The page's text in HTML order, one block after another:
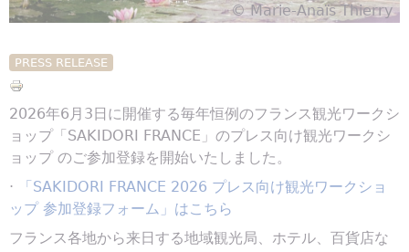
© Marie-Anaïs Thierry
PRESS RELEASE
2026年6月3日に開催する毎年恒例のフランス観光ワークシ
ョップ「SAKIDORI FRANCE」のプレス向け観光ワークシ
ョップ のご参加登録を開始いたしました。
·
「SAKIDORI FRANCE 2026 プレス向け観光ワークショ
ップ 参加登録フォーム」はこちら
フランス各地から来日する地域観光局、ホテル、百貨店な